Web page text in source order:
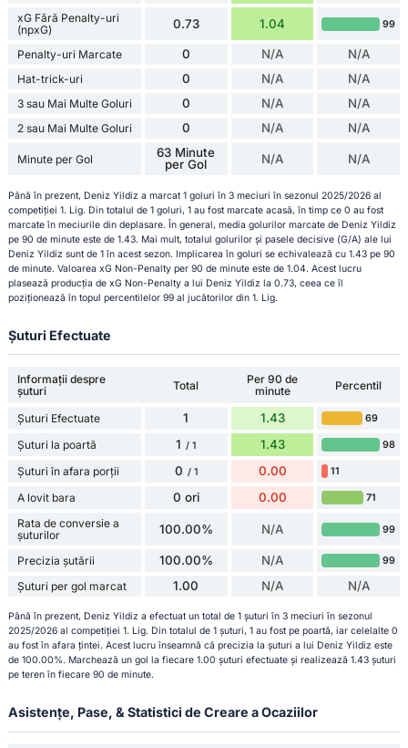
xG Fără Penalty-uri
(npxG)
0.73 1.04 99
Penalty-uri Marcate 0 N/A N/A
Hat-trick-uri 0 N/A N/A
3 sau Mai Multe Goluri 0 N/A N/A
2 sau Mai Multe Goluri 0 N/A N/A
Minute per Gol
63 Minute
per Gol
N/A N/A
Până în prezent, Deniz Yildiz a marcat 1 goluri în 3 meciuri în sezonul 2025/2026 al
competiției 1. Lig. Din totalul de 1 goluri, 1 au fost marcate acasă, în timp ce 0 au fost
marcate în meciurile din deplasare. În general, media golurilor marcate de Deniz Yildiz
pe 90 de minute este de 1.43. Mai mult, totalul golurilor și pasele decisive (G/A) ale lui
Deniz Yildiz sunt de 1 în acest sezon. Implicarea în goluri se echivalează cu 1.43 pe 90
de minute. Valoarea xG Non-Penalty per 90 de minute este de 1.04. Acest lucru
plasează producția de xG Non-Penalty a lui Deniz Yildiz la 0.73, ceea ce îl
poziționează în topul percentilelor 99 al jucătorilor din 1. Lig.
Șuturi Efectuate
Informații despre
șuturi
Total
Per 90 de
minute
Percentil
Șuturi Efectuate 1 1.43 69
Șuturi la poartă 1 / 1 1.43 98
Șuturi în afara porții 0 / 1 0.00 11
A lovit bara 0 ori 0.00 71
Rata de conversie a
șuturilor
100.00% N/A 99
Precizia șutării 100.00% N/A 99
Șuturi per gol marcat 1.00 N/A N/A
Până în prezent, Deniz Yildiz a efectuat un total de 1 șuturi în 3 meciuri în sezonul
2025/2026 al competiției 1. Lig. Din totalul de 1 șuturi, 1 au fost pe poartă, iar celelalte 0
au fost în afara țintei. Acest lucru înseamnă că precizia la șuturi a lui Deniz Yildiz este
de 100.00%. Marchează un gol la fiecare 1.00 șuturi efectuate și realizează 1.43 șuturi
pe teren în fiecare 90 de minute.
Asistențe, Pase, & Statistici de Creare a Ocaziilor